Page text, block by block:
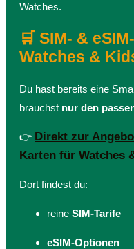
Watches.
🛒 SIM- &
Watches &
Du hast bereits eine
brauchst nur den
👉 Direkt zur
Karten für Watches
Dort findest du:
reine SIM-Tarife
eSIM-Optionen